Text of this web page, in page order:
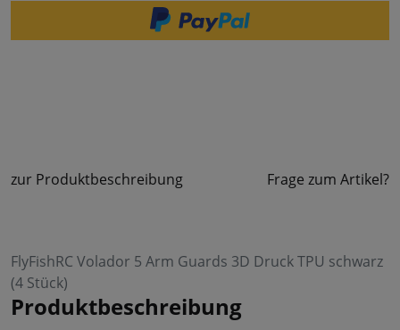
zur Produktbeschreibung Frage zum Artikel?
FlyFishRC Volador 5 Arm Guards 3D Druck TPU schwarz
(4 Stück)
Produktbeschreibung